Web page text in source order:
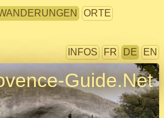
ORTE
INFOS
FR DE EN
Guide.Net